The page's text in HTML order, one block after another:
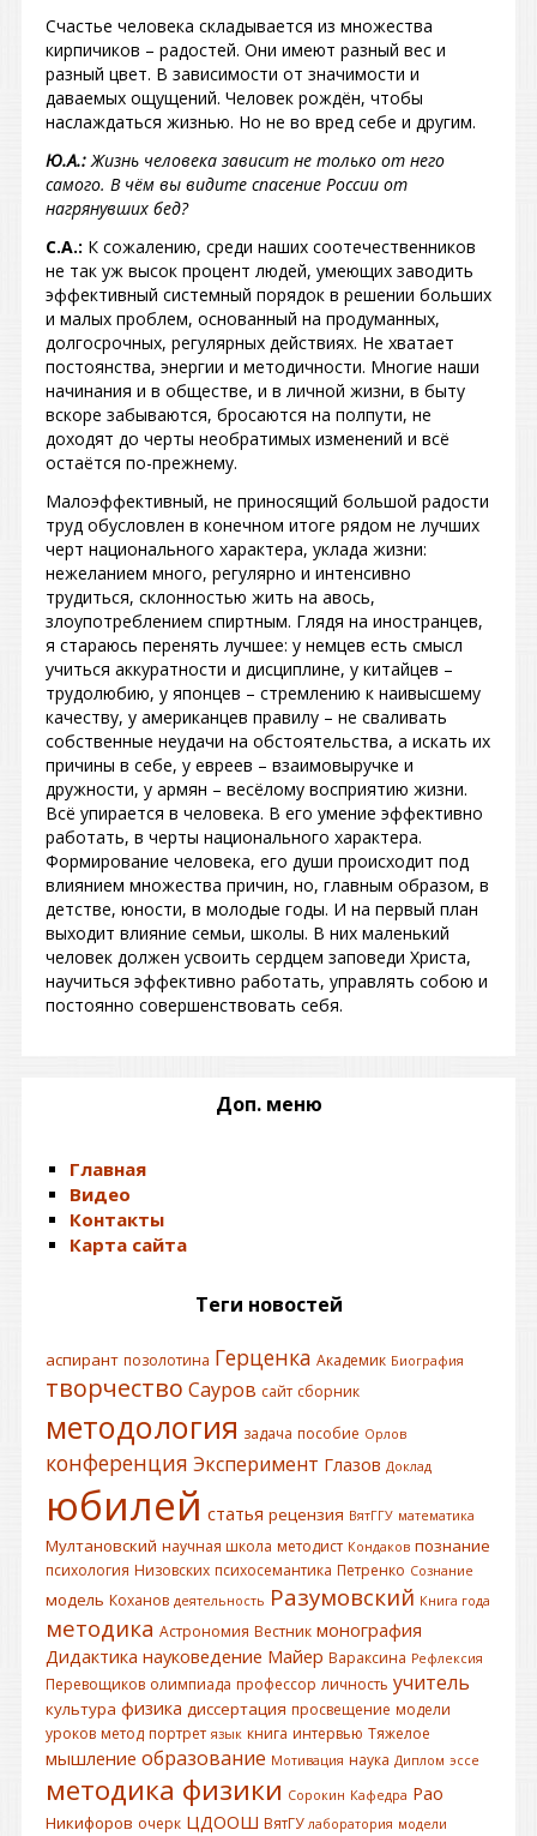
Счастье человека складывается из множества
кирпичиков – радостей. Они имеют разный вес и
разный цвет. В зависимости от значимости и
даваемых ощущений. Человек рождён, чтобы
наслаждаться жизнью. Но не во вред себе и другим.
Ю.А.: Жизнь человека зависит не только от него
самого. В чём вы видите спасение России от
нагрянувших бед?
С.А.: К сожалению, среди наших соотечественников
не так уж высок процент людей, умеющих заводить
эффективный системный порядок в решении больших
и малых проблем, основанный на продуманных,
долгосрочных, регулярных действиях. Не хватает
постоянства, энергии и методичности. Многие наши
начинания и в обществе, и в личной жизни, в быту
вскоре забываются, бросаются на полпути, не
доходят до черты необратимых изменений и всё
остаётся по-прежнему.
Малоэффективный, не приносящий большой радости
труд обусловлен в конечном итоге рядом не лучших
черт национального характера, уклада жизни:
нежеланием много, регулярно и интенсивно
трудиться, склонностью жить на авось,
злоупотреблением спиртным. Глядя на иностранцев,
я стараюсь перенять лучшее: у немцев есть смысл
учиться аккуратности и дисциплине, у китайцев –
трудолюбию, у японцев – стремлению к наивысшему
качеству, у американцев правилу – не сваливать
собственные неудачи на обстоятельства, а искать их
причины в себе, у евреев – взаимовыручке и
дружности, у армян – весёлому восприятию жизни.
Всё упирается в человека. В его умение эффективно
работать, в черты национального характера.
Формирование человека, его души происходит под
влиянием множества причин, но, главным образом, в
детстве, юности, в молодые годы. И на первый план
выходит влияние семьи, школы. В них маленький
человек должен усвоить сердцем заповеди Христа,
научиться эффективно работать, управлять собою и
постоянно совершенствовать себя.
Доп. меню
Главная
Видео
Контакты
Карта сайта
Теги новостей
аспирант позолотина Герценка Академик Биография
творчество Сауров сайт сборник
методология задача пособие Орлов
конференция Эксперимент Глазов Доклад
юбилей статья рецензия ВятГГУ математика
Мултановский научная школа методист Кондаков познание
психология Низовских психосемантика Петренко Сознание
модель Коханов деятельность Разумовский Книга года
методика Астрономия Вестник монография
Дидактика науковедение Майер Вараксина Рефлексия
Перевощиков олимпиада профессор личность учитель
культура физика диссертация просвещение модели
уроков метод портрет язык книга интервью Тяжелое
мышление образование Мотивация наука Диплом эссе
методика физики Сорокин Кафедра Рао
Никифоров очерк ЦДООШ ВятГУ лаборатория модели